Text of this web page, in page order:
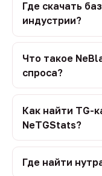
Где скачать
индустрии?
Что такое
спроса?
Как найти TG-
NeTGStats?
Где найти